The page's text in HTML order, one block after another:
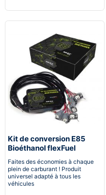
Kit de conversion E85
Bioéthanol flexFuel
converter
Faites des économies à chaque
plein de carburant ! Produit
universel adapté à tous les
véhicules